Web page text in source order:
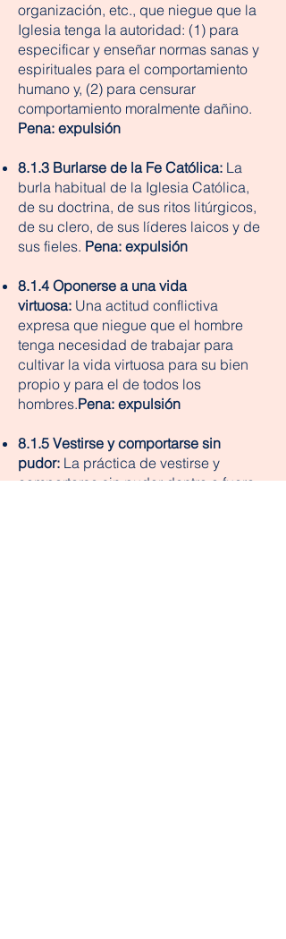
organización, etc., que niegue que la
Iglesia tenga la autoridad: (1) para
especificar y enseñar normas sanas y
espirituales para el comportamiento
humano y, (2) para censurar
comportamiento moralmente dañino.
Pena: expulsión
8.1.3 Burlarse de la Fe Católica: La
burla habitual de la Iglesia Católica,
de su doctrina, de sus ritos litúrgicos,
de su clero, de sus líderes laicos y de
sus fieles. Pena: expulsión
8.1.4 Oponerse a una vida
virtuosa: Una actitud conflictiva
expresa que niegue que el hombre
tenga necesidad de trabajar para
cultivar la vida virtuosa para su bien
propio y para el de todos los
hombres.Pena: expulsión
8.1.5 Vestirse y comportarse sin
pudor: La práctica de vestirse y
comportarse sin pudor dentro o fuera